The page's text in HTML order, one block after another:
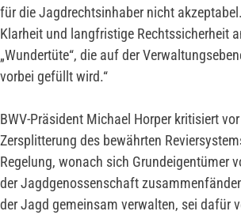
für die Jagdrechtsinhaber nicht
Klarheit und langfristige Rechtssicherheit
„Wundertüte“, die auf der
vorbei gefüllt wird.“
BWV-Präsident Michael Horper kritisiert
Zersplitterung des bewährten
Regelung, wonach sich Grundeigentümer
der Jagdgenossenschaft
der Jagd gemeinsam verwalten, sei dafür